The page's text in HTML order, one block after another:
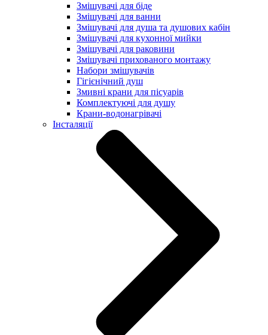
Змішувачі для біде
Змішувачі для ванни
Змішувачі для душа та душових кабін
Змішувачі для кухонної мийки
Змішувачі для раковини
Змішувачі прихованого монтажу
Набори змішувачів
Гігієнічний душ
Змивні крани для пісуарів
Комплектуючі для душу
Крани-водонагрівачі
Інсталяції